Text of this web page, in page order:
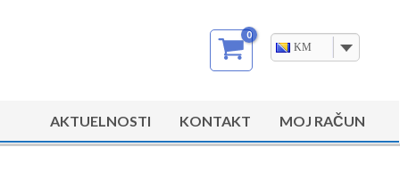
KM
AKTUELNOSTI KONTAKT MOJ RAČUN